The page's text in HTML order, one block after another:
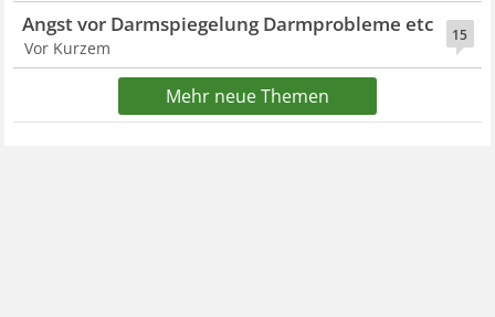
15
Angst vor Darmspiegelung Darmprobleme etc
Vor Kurzem
Mehr neue Themen